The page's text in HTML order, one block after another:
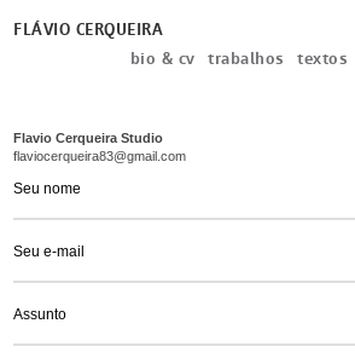
FLÁVIO CERQUEIRA
bio & cv
trabalhos textos
Flavio Cerqueira Studio
flaviocerqueira83@gmail.com
Seu nome
Seu e-mail
Assunto